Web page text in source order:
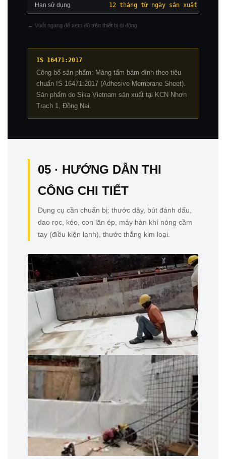
Hạn sử dụng 12 tháng từ ngày sản xuất
← Vuốt ngang để xem đủ trên thiết bị di động
IS 16471:2017
Công bố sản phẩm: Màng tấm bám dính theo tiêu
chuẩn IS 16471:2017 (Adhesive Membrane Sheet).
Sản phẩm do Sika Vietnam sản xuất tại KCN Nhơn
Trạch 1, Đồng Nai.
05 · HƯỚNG DẪN THI
CÔNG CHI TIẾT
Dụng cụ cần chuẩn bị: thước dây, bút đánh dấu,
dao rọc, kéo, con lăn ép, máy hàn khí nóng cầm
tay (điều kiện lạnh), thước thẳng kim loại.